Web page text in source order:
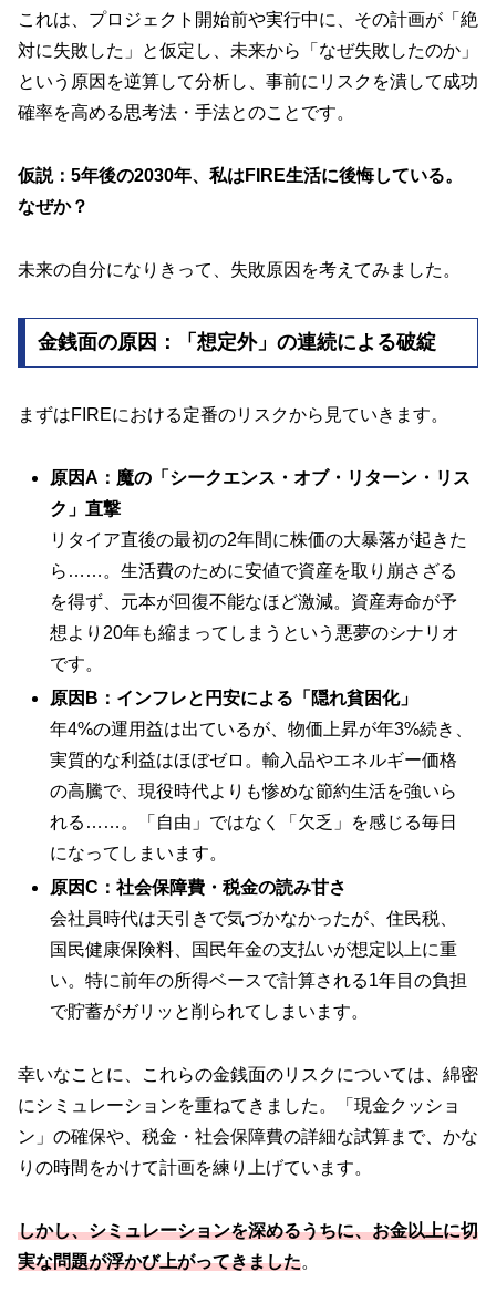
これは、プロジェクト開始前や実行中に、その計画が「絶
対に失敗した」と仮定し、未来から「なぜ失敗したのか」
という原因を逆算して分析し、事前にリスクを潰して成功
確率を高める思考法・手法とのことです。
仮説：5年後の2030年、私はFIRE生活に後悔している。
なぜか？
未来の自分になりきって、失敗原因を考えてみました。
金銭面の原因：「想定外」の連続による破綻
まずはFIREにおける定番のリスクから見ていきます。
原因A：魔の「シークエンス・オブ・リターン・リス
ク」直撃
リタイア直後の最初の2年間に株価の大暴落が起きた
ら……。生活費のために安値で資産を取り崩さざる
を得ず、元本が回復不能なほど激減。資産寿命が予
想より20年も縮まってしまうという悪夢のシナリオ
です。
原因B：インフレと円安による「隠れ貧困化」
年4%の運用益は出ているが、物価上昇が年3%続き、
実質的な利益はほぼゼロ。輸入品やエネルギー価格
の高騰で、現役時代よりも惨めな節約生活を強いら
れる……。「自由」ではなく「欠乏」を感じる毎日
になってしまいます。
原因C：社会保障費・税金の読み甘さ
会社員時代は天引きで気づかなかったが、住民税、
国民健康保険料、国民年金の支払いが想定以上に重
い。特に前年の所得ベースで計算される1年目の負担
で貯蓄がガリッと削られてしまいます。
幸いなことに、これらの金銭面のリスクについては、綿密
にシミュレーションを重ねてきました。「現金クッショ
ン」の確保や、税金・社会保障費の詳細な試算まで、かな
りの時間をかけて計画を練り上げています。
しかし、シミュレーションを深めるうちに、お金以上に切
実な問題が浮かび上がってきました。